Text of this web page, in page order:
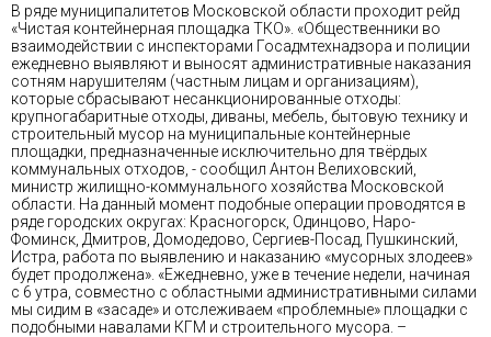
В ряде муниципалитетов Московской области проходит рейд
«Чистая контейнерная площадка ТКО». «Общественники во
взаимодействии с инспекторами Госадмтехнадзора и полиции
ежедневно выявляют и выносят административные наказания
сотням нарушителям (частным лицам и организациям),
которые сбрасывают несанкционированные отходы:
крупногабаритные отходы, диваны, мебель, бытовую технику и
строительный мусор на муниципальные контейнерные
площадки, предназначенные исключительно для твёрдых
коммунальных отходов, - сообщил Антон Велиховский,
министр жилищно-коммунального хозяйства Московской
области. На данный момент подобные операции проводятся в
ряде городских округах: Красногорск, Одинцово, Наро-
Фоминск, Дмитров, Домодедово, Сергиев-Посад, Пушкинский,
Истра, работа по выявлению и наказанию «мусорных злодеев»
будет продолжена». «Ежедневно, уже в течение недели, начиная
с 6 утра, совместно с областными административными силами
мы сидим в «засаде» и отслеживаем «проблемные» площадки с
подобными навалами КГМ и строительного мусора. –